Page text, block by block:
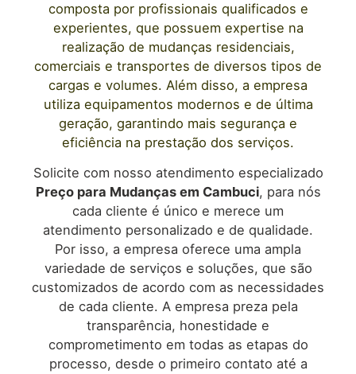
composta por profissionais qualificados e
experientes, que possuem expertise na
realização de mudanças residenciais,
comerciais e transportes de diversos tipos de
cargas e volumes. Além disso, a empresa
utiliza equipamentos modernos e de última
geração, garantindo mais segurança e
eficiência na prestação dos serviços.
Solicite com nosso atendimento especializado
Preço para Mudanças em Cambuci, para nós
cada cliente é único e merece um
atendimento personalizado e de qualidade.
Por isso, a empresa oferece uma ampla
variedade de serviços e soluções, que são
customizados de acordo com as necessidades
de cada cliente. A empresa preza pela
transparência, honestidade e
comprometimento em todas as etapas do
processo, desde o primeiro contato até a